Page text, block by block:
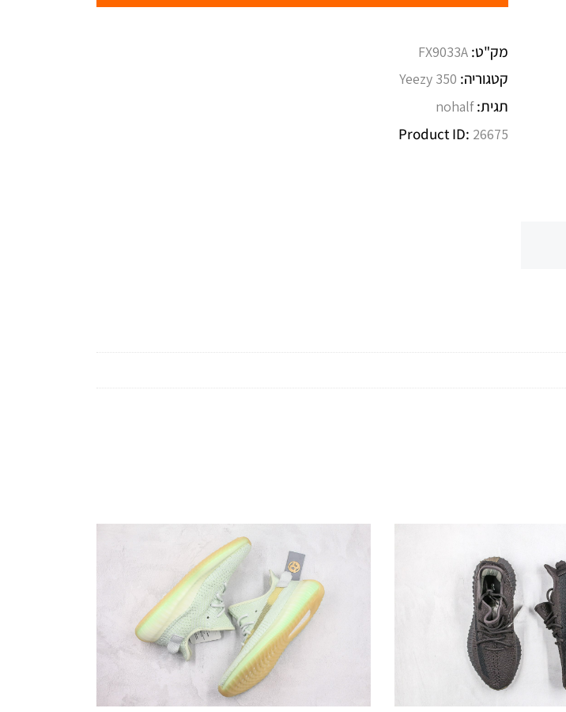
מק"ט: FX9033A
קטגוריה: Yeezy 350
תגית:nohalf
Product ID: 26675